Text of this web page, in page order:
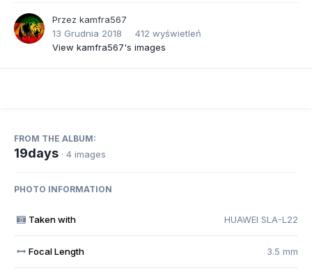
Przez kamfra567
13 Grudnia 2018
412 wyświetleń
View kamfra567's images
FROM THE ALBUM:
19days · 4 images
PHOTO INFORMATION
Taken with HUAWEI SLA-L22
Focal Length 3.5 mm